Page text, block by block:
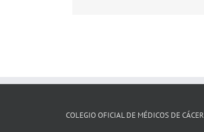
COLEGIO OFICIAL DE MÉDICOS DE